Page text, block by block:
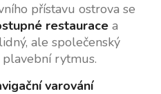
přístavu ostrova se
restauracea
ale společenský
plavební rytmus.
varování